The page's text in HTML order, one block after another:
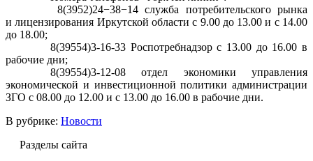
8(3952)24−38−14 служба потребительского рынка
и лицензирования Иркутской области с 9.00 до 13.00 и с 14.00
до 18.00;
8(39554)3-16-33 Роспотребнадзор с 13.00 до 16.00 в
рабочие дни;
8(39554)3-12-08 отдел экономики управления
экономической и инвестиционной политики администрации
ЗГО с 08.00 до 12.00 и с 13.00 до 16.00 в рабочие дни.
В рубрике: Новости
Разделы сайта